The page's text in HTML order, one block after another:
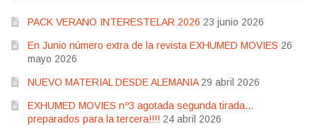
PACK VERANO INTERESTELAR 2026 23 junio 2026
En Junio número extra de la revista EXHUMED MOVIES 26
mayo 2026
NUEVO MATERIAL DESDE ALEMANIA 29 abril 2026
EXHUMED MOVIES nº3 agotada segunda tirada…
preparados para la tercera!!!! 24 abril 2026